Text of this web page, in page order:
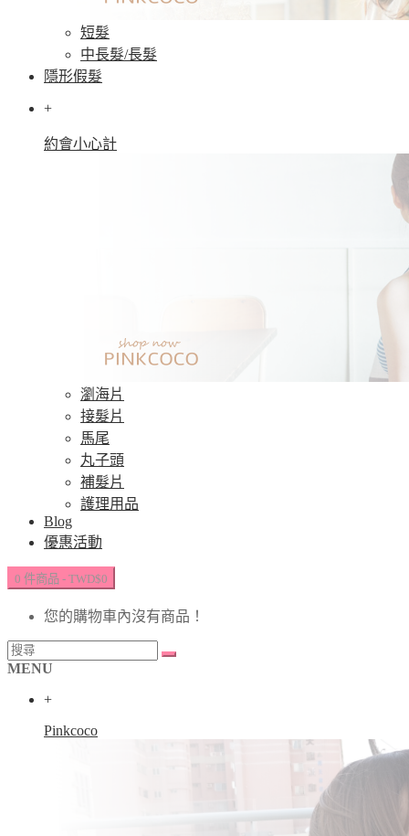
短髮
中長髮/長髮
隱形假髮
+
約會小心計
瀏海片
接髮片
馬尾
丸子頭
補髮片
護理用品
Blog
優惠活動
0 件商品 - TWD$0
您的購物車內沒有商品！
MENU
+
Pinkcoco